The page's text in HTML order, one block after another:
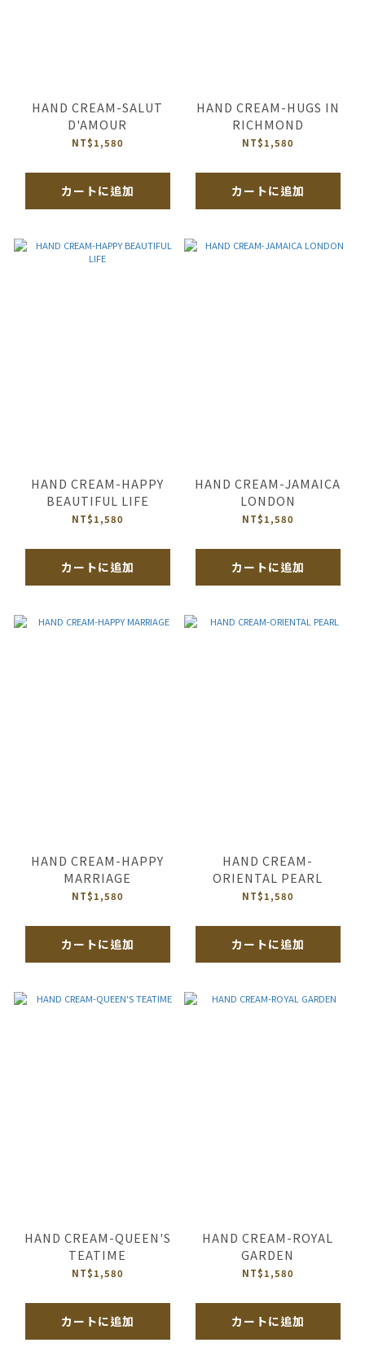
HAND CREAM-SALUT
D'AMOUR
NT$1,580
カートに追加
HAND CREAM-HUGS IN
RICHMOND
NT$1,580
カートに追加
HAND CREAM-HAPPY
BEAUTIFUL LIFE
NT$1,580
カートに追加
HAND CREAM-JAMAICA
LONDON
NT$1,580
カートに追加
HAND CREAM-HAPPY
MARRIAGE
NT$1,580
カートに追加
HAND CREAM-
ORIENTAL PEARL
NT$1,580
カートに追加
HAND CREAM-QUEEN'S
TEATIME
NT$1,580
カートに追加
HAND CREAM-ROYAL
GARDEN
NT$1,580
カートに追加